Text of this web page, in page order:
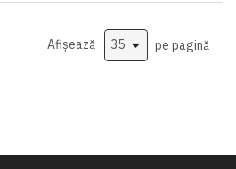
Afișează pe pagină